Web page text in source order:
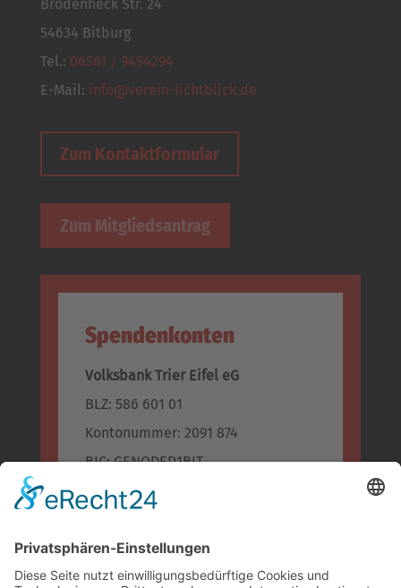
Brodenheck Str. 24
54634 Bitburg
Tel.: 06561 / 9454294
E-Mail: info@verein-lichtblick.de
Zum Kontaktformular
Zum Mitgliedsantrag
Spendenkonten
Volksbank Trier Eifel eG
BLZ: 586 601 01
Kontonummer: 2091 874
BIC: GENODED1BIT
IBAN: DE96 5866 0101 0002 0918 74
BLZ: 586 500 30
Konto-Nr.: 955 955